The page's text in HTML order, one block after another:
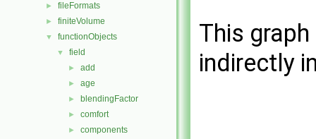
► fileFormats
► finiteVolume
▼ functionObjects
▼ field
► add
► age
► blendingFactor
► comfort
► components
This
indirectly